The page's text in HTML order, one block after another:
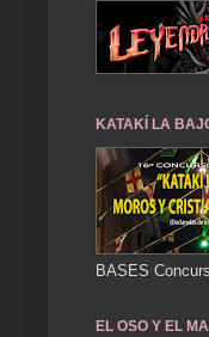
KATAKÍ LA
BASES
EL OSO Y EL